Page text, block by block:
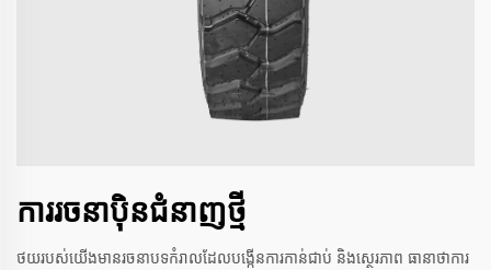
ការរចនាប៉ិនជំនាញថ្មី
ថយរបស់យើងមានរចនាបទកំរាលដែលបង្កើនការកាន់ជាប់ និងស្ថេរភាព ធានាថាការ